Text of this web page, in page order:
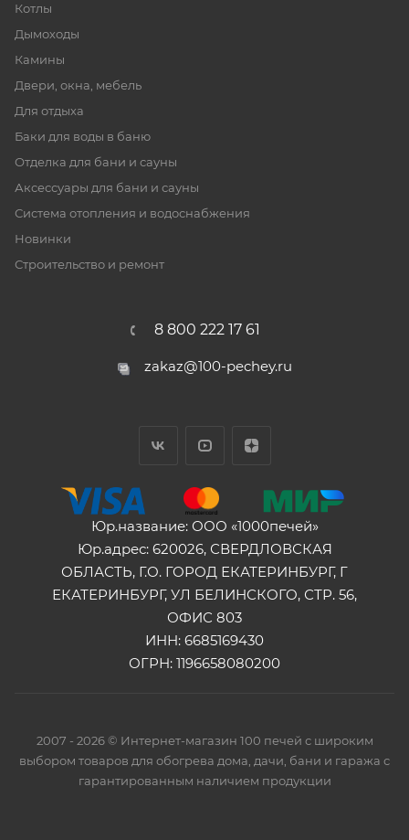
Котлы
Дымоходы
Камины
Двери, окна, мебель
Для отдыха
Баки для воды в баню
Отделка для бани и сауны
Аксессуары для бани и сауны
Система отопления и водоснабжения
Новинки
Строительство и ремонт
8 800 222 17 61
zakaz@100-pechey.ru
Юр.название: ООО «1000печей»
Юр.адрес: 620026, СВЕРДЛОВСКАЯ
ОБЛАСТЬ, Г.О. ГОРОД ЕКАТЕРИНБУРГ, Г
ЕКАТЕРИНБУРГ, УЛ БЕЛИНСКОГО, СТР. 56,
ОФИС 803
ИНН: 6685169430
ОГРН: 1196658080200
2007 - 2026 © Интернет-магазин 100 печей с широким
выбором товаров для обогрева дома, дачи, бани и гаража с
гарантированным наличием продукции